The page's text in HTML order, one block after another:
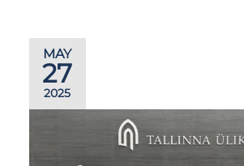
MAY
27
2025